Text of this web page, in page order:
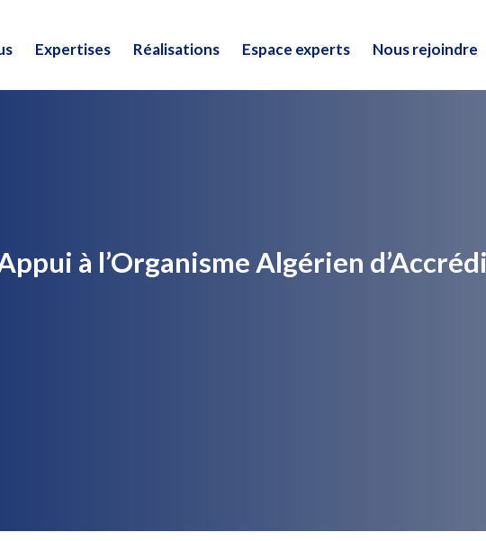
Expertises Réalisations Espace experts Nous rejoindre
Expertises Réalisations Espace experts Nous rejoindre
à l’Organisme Algérien